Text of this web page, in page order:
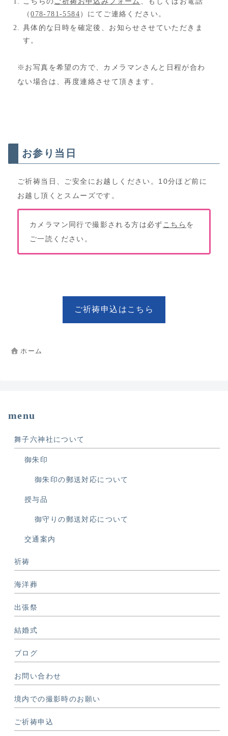
（078-781-5584 ）にてご連絡ください。
具体的な日時を確定後、お知らせさせていただきま
す。
※お写真を希望の方で、カメラマンさんと日程が合わ
ない場合は、再度連絡させて頂きます。
お参り当日
ご祈祷当日、ご安全にお越しください。10分ほど前に
お越し頂くとスムーズです。
カメラマン同行で撮影される方は必ず こちら を
ご一読ください。
ご祈祷申込はこちら
ホーム
menu
舞子六神社について
御朱印
御朱印の郵送対応について
授与品
御守りの郵送対応について
交通案内
祈祷
海洋葬
出張祭
結婚式
ブログ
お問い合わせ
境内での撮影時のお願い
ご祈祷申込